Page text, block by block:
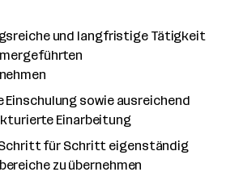
und langfristige Tätigkeit
Einschulung sowie ausreichend
Einarbeitung
für Schritt eigenständig
zu übernehmen